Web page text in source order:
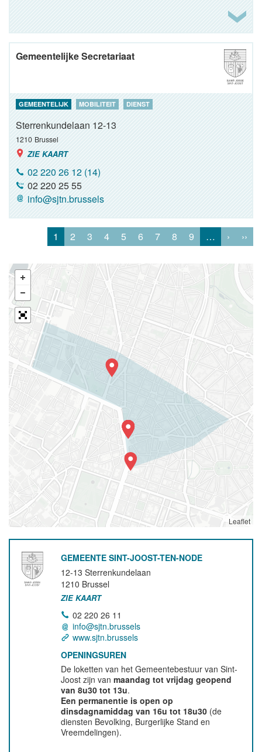
Gemeentelijke Secretariaat
GEMEENTELIJK MOBILITEIT DIENST
Sterrenkundelaan 12-13
1210 Brussel
ZIE KAART
02 220 26 12 (14)
02 220 25 55
info@sjtn.brussels
1 2 3 4 5 6 7 8 9 … › ››
Leaflet
GEMEENTE SINT-JOOST-TEN-NODE
12-13 Sterrenkundelaan
1210 Brussel
ZIE KAART
02 220 26 11
info@sjtn.brussels
www.sjtn.brussels
OPENINGSUREN
De loketten van het Gemeentebestuur van Sint-
Joost zijn vanmaandag tot vrijdag geopend
van 8u30 tot 13u.
Een permanentie is open op
dinsdagnamiddag van 16u tot 18u30 (de
diensten Bevolking, Burgerlijke Stand en
Vreemdelingen).